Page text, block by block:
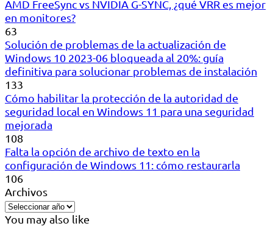
AMD FreeSync vs NVIDIA G-SYNC, ¿qué VRR es mejor
en monitores?
63
Solución de problemas de la actualización de
Windows 10 2023-06 bloqueada al 20%: guía
definitiva para solucionar problemas de instalación
133
Cómo habilitar la protección de la autoridad de
seguridad local en Windows 11 para una seguridad
mejorada
108
Falta la opción de archivo de texto en la
configuración de Windows 11: cómo restaurarla
106
Archivos
You may also like